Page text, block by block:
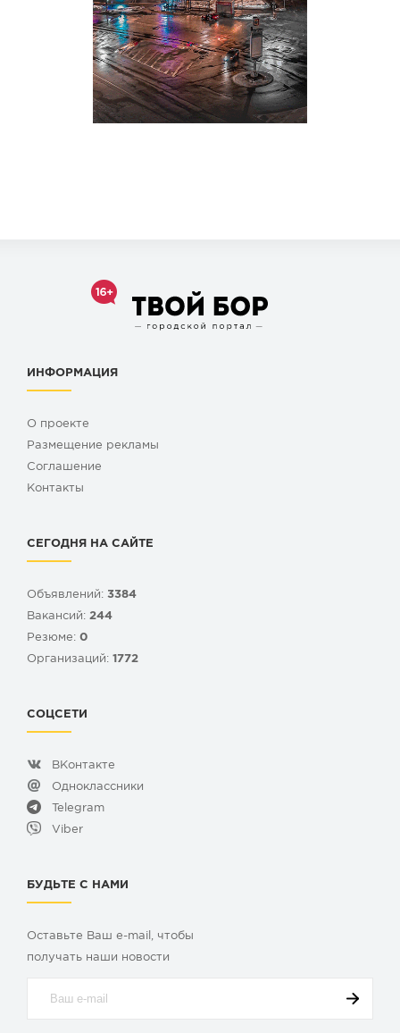
ИНФОРМАЦИЯ
О проекте
Размещение рекламы
Cоглашение
Контакты
СЕГОДНЯ НА САЙТЕ
Объявлений: 3384
Вакансий: 244
Резюме: 0
Организаций: 1772
СОЦСЕТИ
ВКонтакте
Одноклассники
Telegram
Viber
БУДЬТЕ С НАМИ
Оставьте Ваш e-mail, чтобы
получать наши новости